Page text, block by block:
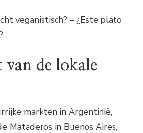
veganistisch? – ¿Este plato
van de lokale
markten in Argentinië,
Mataderos in Buenos Aires,